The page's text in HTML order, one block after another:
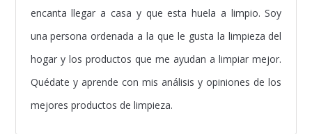
encanta llegar a casa y que esta huela a limpio. Soy
una persona ordenada a la que le gusta la limpieza del
hogar y los productos que me ayudan a limpiar mejor.
Quédate y aprende con mis análisis y opiniones de los
mejores productos de limpieza.